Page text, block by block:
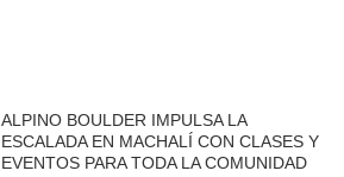
ALPINO BOULDER IMPULSA LA
ESCALADA EN MACHALÍ CON CLASES Y
EVENTOS PARA TODA LA COMUNIDAD